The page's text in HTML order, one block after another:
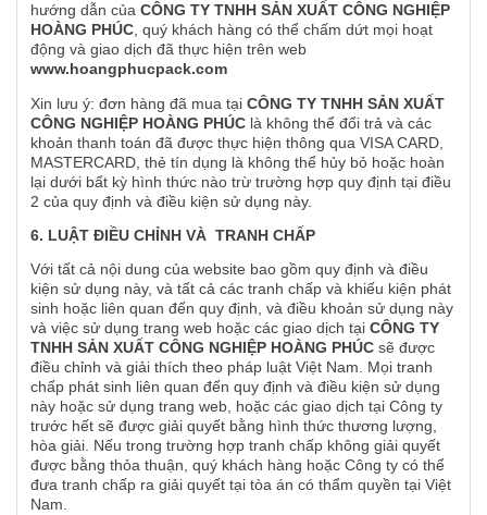
hướng dẫn của CÔNG TY TNHH SẢN XUẤT CÔNG NGHIỆP
HOÀNG PHÚC, quý khách hàng có thể chấm dứt mọi hoạt
động và giao dịch đã thực hiện trên web
www.hoangphucpack.com
Xin lưu ý: đơn hàng đã mua tại CÔNG TY TNHH SẢN XUẤT
CÔNG NGHIỆP HOÀNG PHÚC là không thể đổi trả và các
khoản thanh toán đã được thực hiện thông qua VISA CARD,
MASTERCARD, thẻ tín dụng là không thể hủy bỏ hoặc hoàn
lại dưới bất kỳ hình thức nào trừ trường hợp quy định tại điều
2 của quy định và điều kiện sử dụng này.
6. LUẬT ĐIỀU CHỈNH VÀ TRANH CHẤP
Với tất cả nội dung của website bao gồm quy định và điều
kiện sử dụng này, và tất cả các tranh chấp và khiếu kiện phát
sinh hoặc liên quan đến quy định, và điều khoản sử dụng này
và việc sử dụng trang web hoặc các giao dịch tại CÔNG TY
TNHH SẢN XUẤT CÔNG NGHIỆP HOÀNG PHÚC sẽ được
điều chỉnh và giải thích theo pháp luật Việt Nam. Mọi tranh
chấp phát sinh liên quan đến quy định và điều kiện sử dụng
này hoặc sử dụng trang web, hoặc các giao dịch tại Công ty
trước hết sẽ được giải quyết bằng hình thức thương lượng,
hòa giải. Nếu trong trường hợp tranh chấp không giải quyết
được bằng thỏa thuận, quý khách hàng hoặc Công ty có thể
đưa tranh chấp ra giải quyết tại tòa án có thẩm quyền tại Việt
Nam.